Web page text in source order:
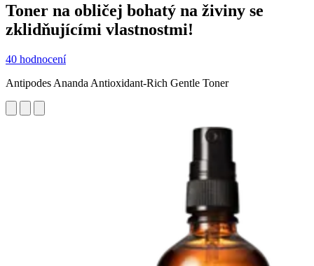
Toner na obličej bohatý na živiny se
zklidňujícími vlastnostmi!
40 hodnocení
Antipodes Ananda Antioxidant-Rich Gentle Toner